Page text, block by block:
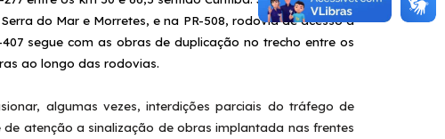
do Mar e Morretes, e na PR-508, rodovia de acesso à
segue com as obras de duplicação no trecho entre os
ao longo das rodovias.
algumas vezes, interdições parciais do tráfego de
atenção a sinalização de obras implantada nas frentes